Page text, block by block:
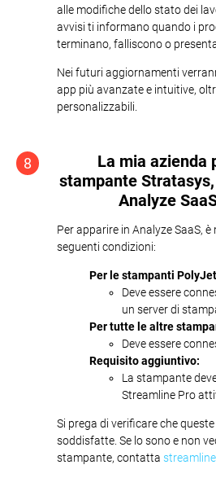
alle modifiche dello stato dei
avvisi ti informano quando i
terminano, falliscono o
Nei futuri aggiornamenti
app più avanzate e intuitive,
personalizzabili.
8
La mia azienda
stampante
Analyze
Per apparire in Analyze SaaS,
seguenti condizioni:
Per le stampanti
Deve essere
un server di
Per tutte le altre
Deve essere
Requisito aggiuntivo:
La stampante
Streamline Pro
Si prega di verificare che
soddisfatte. Se lo sono e non
stampante, contatta